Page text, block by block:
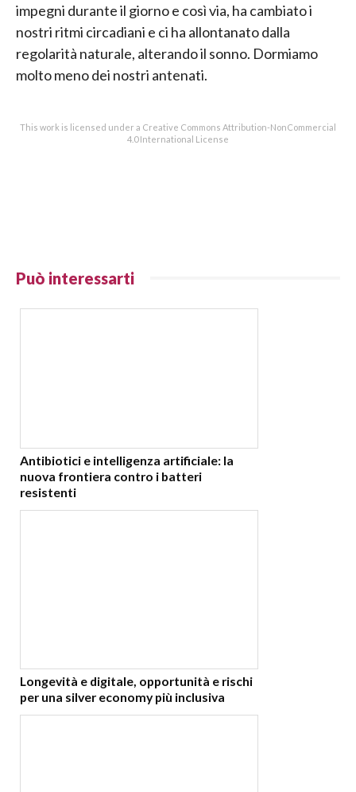
impegni durante il giorno e così via, ha cambiato i
nostri ritmi circadiani e ci ha allontanato dalla
regolarità naturale, alterando il sonno. Dormiamo
molto meno dei nostri antenati.
This work is licensed under a Creative Commons Attribution-NonCommercial
4.0 International License
Può interessarti
Antibiotici e intelligenza artificiale: la
nuova frontiera contro i batteri
resistenti
Longevità e digitale, opportunità e rischi
per una silver economy più inclusiva